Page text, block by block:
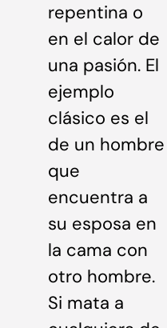
repentina o
en el calor de
una pasión. El
ejemplo
clásico es el
de un hombre
que
encuentra a
su esposa en
la cama con
otro hombre.
Si mata a